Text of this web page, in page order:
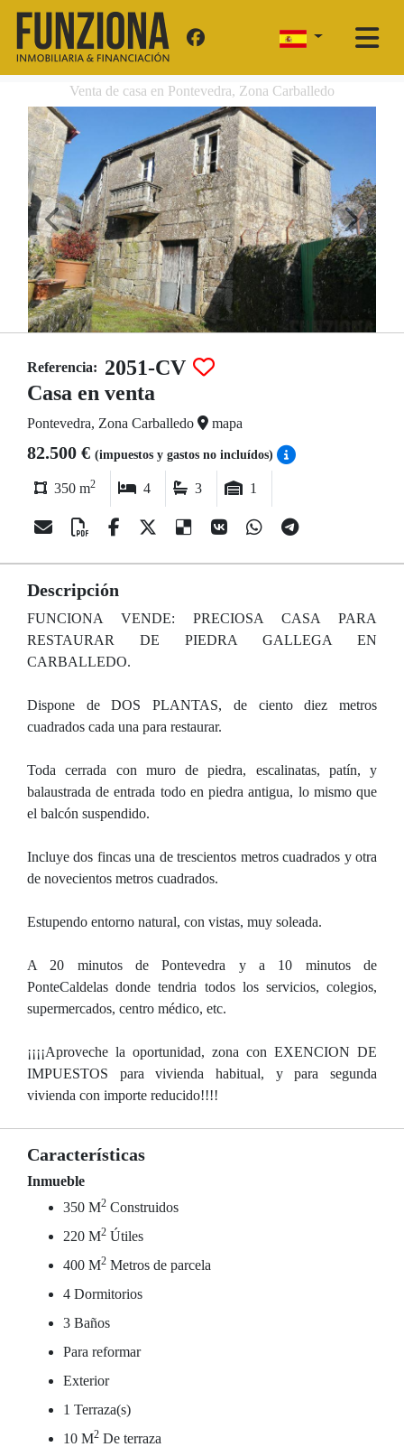
Venta de casa en Pontevedra, Zona Carballedo
Referencia: 2051-CV
Casa en venta
Pontevedra, Zona Carballedo mapa
82.500 € (impuestos y gastos no incluídos)
350 m2 4 3 1
Descripción
FUNCIONA VENDE: PRECIOSA CASA PARA
RESTAURAR DE PIEDRA GALLEGA EN
CARBALLEDO.
Dispone de DOS PLANTAS, de ciento diez metros
cuadrados cada una para restaurar.
Toda cerrada con muro de piedra, escalinatas, patín, y
balaustrada de entrada todo en piedra antigua, lo mismo que
el balcón suspendido.
Incluye dos fincas una de trescientos metros cuadrados y otra
de novecientos metros cuadrados.
Estupendo entorno natural, con vistas, muy soleada.
A 20 minutos de Pontevedra y a 10 minutos de
PonteCaldelas donde tendria todos los servicios, colegios,
supermercados, centro médico, etc.
¡¡¡¡Aproveche la oportunidad, zona con EXENCION DE
IMPUESTOS para vivienda habitual, y para segunda
vivienda con importe reducido!!!!
Características
Inmueble
350 M2 Construidos
220 M2 Útiles
400 M2 Metros de parcela
4 Dormitorios
3 Baños
Para reformar
Exterior
1 Terraza(s)
10 M2 De terraza